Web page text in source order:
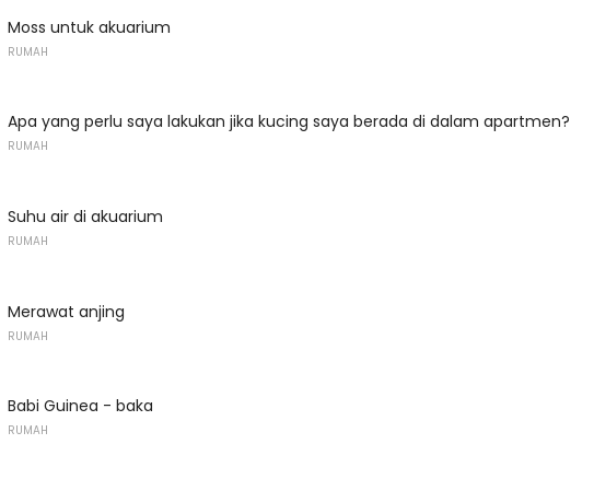
Moss untuk akuarium
RUMAH
Apa yang perlu saya lakukan jika kucing saya berada di dalam apartmen?
RUMAH
Suhu air di akuarium
RUMAH
Merawat anjing
RUMAH
Babi Guinea - baka
RUMAH